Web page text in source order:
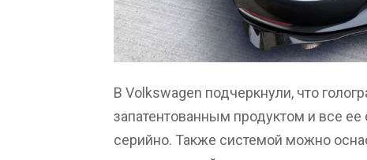
В Volkswagen подчеркнули, что
запатентованным продуктом и все
серийно. Также системой можно